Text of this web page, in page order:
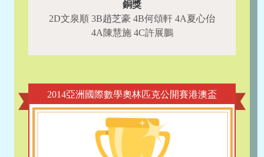
銅獎
2D文泉順 3B趙芝豪 4B何頌軒 4A夏心佁
4A陳慧施 4C許展鵬
2014亞洲國際數學奧林匹克公開賽港澳盃